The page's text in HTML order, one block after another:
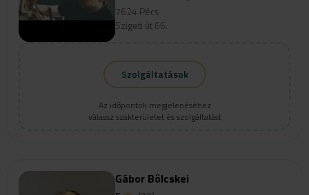
Szolgáltatások
Az időpontok megjelenéséhez
válassz szakterületet és szolgáltatást
7624 Pécs
Szigeti út 66.
Gábor Bölcskei